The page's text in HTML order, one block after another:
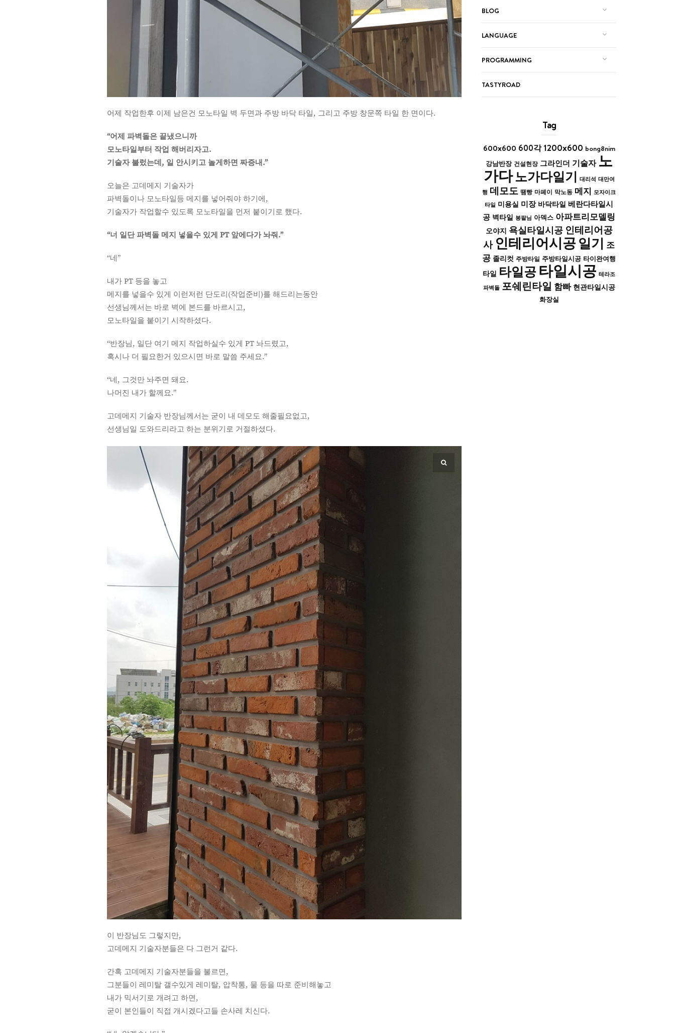
어제 작업한후 이제 남은건 모노타일 벽 두면과 주방 바닥 타일, 그리고 주방 창문쪽 타일 한 면이다.
“어제 파벽돌은 끝냈으니까
모노타일부터 작업 해버리자고.
기술자 불렀는데, 일 안시키고 놀게하면 짜증내.”
오늘은 고데메지 기술자가
파벽돌이나 모노타일등 메지를 넣어줘야 하기에,
기술자가 작업할수 있도록 모노타일을 먼저 붙이기로 했다.
“너 일단 파벽돌 메지 넣을수 있게 PT 앞에다가 놔줘.”
“네”
내가 PT 등을 놓고
메지를 넣을수 있게 이런저런 단도리(작업준비)를 해드리는동안
선생님께서는 바로 벽에 본드를 바르시고,
모노타일을 붙이기 시작하셨다.
“반장님, 일단 여기 메지 작업하실수 있게 PT 놔드렸고,
혹시나 더 필요한거 있으시면 바로 말씀 주세요.”
“네, 그것만 놔주면 돼요.
나머진 내가 할께요.”
고데메지 기술자 반장님께서는 굳이 내 데모도 해줄필요없고,
선생님일 도와드리라고 하는 분위기로 거절하셨다.
이 반장님도 그렇지만,
고데메지 기술자분들은 다 그런거 같다.
간혹 고데메지 기술자분들을 불르면,
그분들이 레미탈 갤수있게 레미탈, 압착통, 물 등을 따로 준비해놓고
내가 믹서기로 개려고 하면,
굳이 본인들이 직접 개시겠다고들 손사레 치신다.
BLOG
LANGUAGE
PROGRAMMING
TASTYROAD
Tag
600x600 600각 1200x600 bong8nim
강남반장 건설현장 그라인더 기술자 노
가다노가다일기 대리석 대만여
행 데모도 땜빵 마페이 막노동 메지 모자이크
타일 미용실 미장 바닥타일 베란다타일시
공 벽타일 봉팔님 아덱스 아파트리모델링
오야지 욕실타일시공 인테리어공
사 인테리어시공 일기 조
공 졸리컷 주방타일 주방타일시공 타이완여행
타일 타일공타일시공 테라조
파벽돌 포쉐린타일 함빠 현관타일시공
화장실